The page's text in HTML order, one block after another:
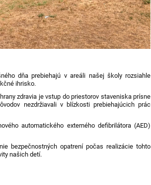
dňa prebiehajú v areáli našej školy rozsiahle
ihrisko.
zdravia je vstup do priestorov staveniska prísne
nezdržiavali v blízkosti prebiehajúcich prác
automatického externého defibrilátora (AED)
bezpečnostných opatrení počas realizácie tohto
našich detí.